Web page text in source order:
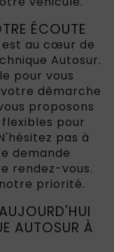
ÉCOUTE
au cœur de
Autosur.
pour vous
démarche
proposons
pour
pas à
demande
rendez-vous.
priorité.
AUTOSUR À